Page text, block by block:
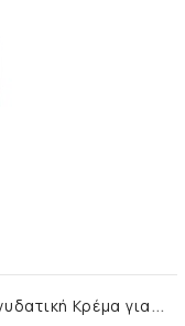
C
arnation Carnation Cracked Heel Ενυδατική Κρέμα για Σκασμένες Φτέρνες με Ουρία 50ml